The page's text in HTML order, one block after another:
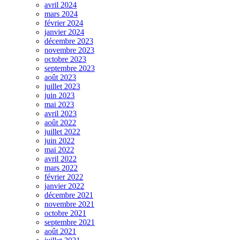
avril 2024
mars 2024
février 2024
janvier 2024
décembre 2023
novembre 2023
octobre 2023
septembre 2023
août 2023
juillet 2023
juin 2023
mai 2023
avril 2023
août 2022
juillet 2022
juin 2022
mai 2022
avril 2022
mars 2022
février 2022
janvier 2022
décembre 2021
novembre 2021
octobre 2021
septembre 2021
août 2021